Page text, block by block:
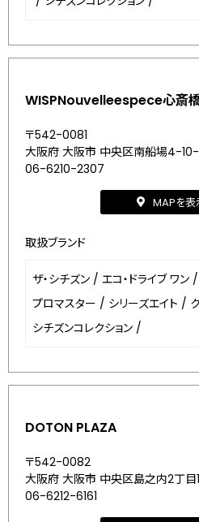
WISPNouvelleespece心斎
〒542-0081
大阪府 大阪市 中央区南船場4-
06-6210-2307
MAPを表
取扱ブランド
ザ・シチズン / エコ・ドライブ ワン /
プロマスター / シリーズエイト /
シチズンコレクション /
DOTON PLAZA
〒542-0082
大阪府 大阪市 中央区島之内2丁目
06-6212-6161